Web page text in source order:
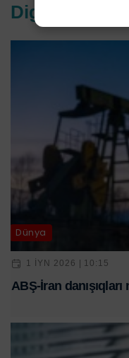
Digər xəbərlər
Dünya
1 IYN 2026 | 10:15
ABŞ-İran